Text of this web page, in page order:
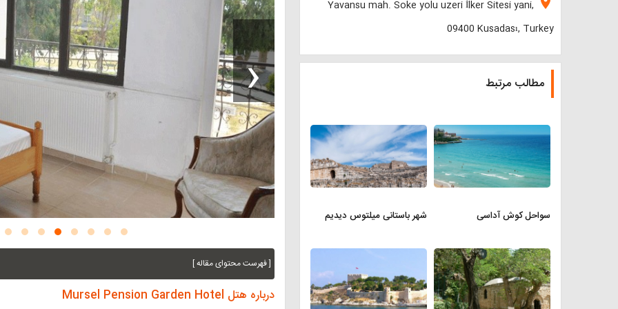
‹
[ فهرست محتوای مقاله ]
درباره هتل Mursel Pension Garden Hotel
Yavansu mah. Soke yolu uzeri İlker Sitesi yani,
09400 Kusadası, Turkey
مطالب مرتبط
سواحل کوش آداسی شهر باستانی میلتوس دیدیم